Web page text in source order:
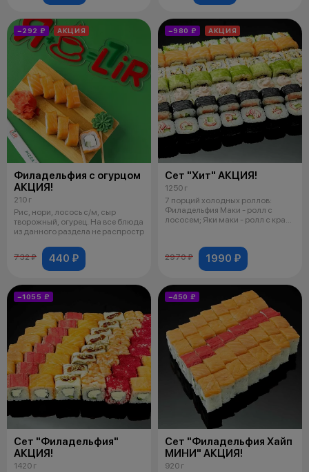
−292 ₽ АКЦИЯ
Филадельфия с огурцом
АКЦИЯ!
210 г
Рис, нори, лосось с/м, сыр
творожный, огурец. На все блюда
из данного раздела не распростр
732 ₽ 440 ₽
−980 ₽ АКЦИЯ
Сет "Хит" АКЦИЯ!
1250 г
7 порций холодных роллов:
Филадельфия Маки - ролл с
лососем; Яки маки - ролл с краб.
2970 ₽ 1990 ₽
−1055 ₽
Сет "Филадельфия"
АКЦИЯ!
1420 г
−450 ₽
Сет "Филадельфия Хайп
МИНИ" АКЦИЯ!
920 г